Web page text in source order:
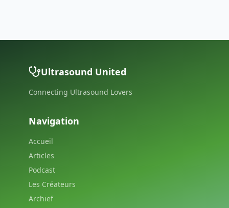
Ultrasound United
Connecting Ultrasound Lovers
Navigation
Accueil
Articles
Podcast
Les Créateurs
Archief